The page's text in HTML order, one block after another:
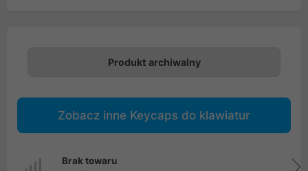
Produkt archiwalny
Zobacz inne Keycaps do klawiatur
Brak towaru